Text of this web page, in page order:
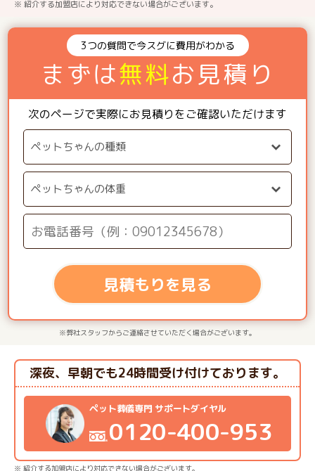
※ 紹介する加盟店により対応できない場合がございます。
3つの質問で今スグに費用がわかる
まずは無料お見積り
次のページで実際にお見積りをご確認いただけます
見積もりを見る
※弊社スタッフからご連絡させていただく場合がございます。
ペット葬儀専門 サポートダイヤル
0120-400-953
深夜、早朝でも24時間受け付けております。
※ 紹介する加盟店により対応できない場合がございます。